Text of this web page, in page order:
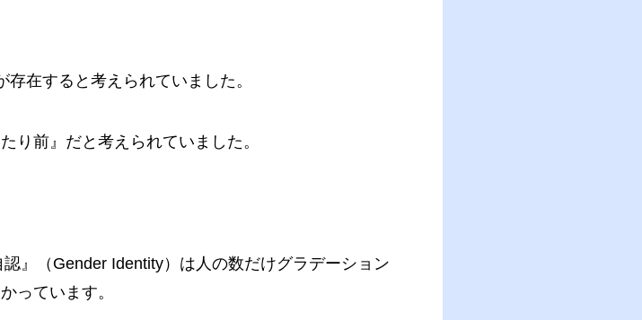
在すると考えられていました。
り前』だと考えられていました。
』（Gender Identity）は人の数だけグラデーション
っています。